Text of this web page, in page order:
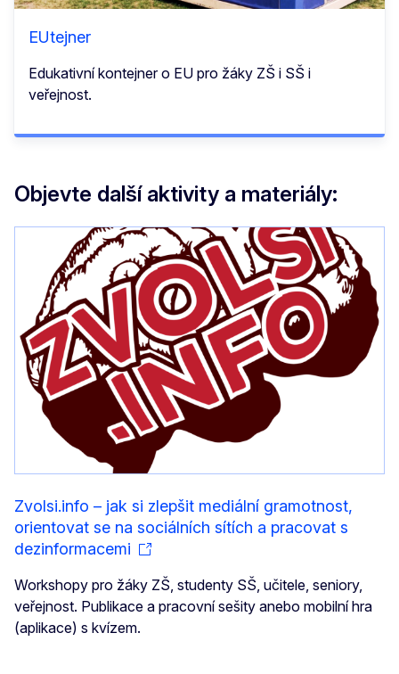
EUtejner
Edukativní kontejner o EU pro žáky ZŠ i SŠ i
veřejnost.
Objevte další aktivity a materiály:
Zvolsi.info – jak si zlepšit mediální gramotnost,
orientovat se na sociálních sítích a pracovat s
dezinformacemi
Workshopy pro žáky ZŠ, studenty SŠ, učitele, seniory,
veřejnost. Publikace a pracovní sešity anebo mobilní hra
(aplikace) s kvízem.